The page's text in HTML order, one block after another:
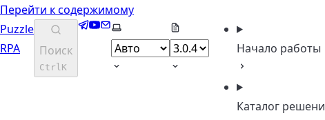
Перейти к содержимому
Puzzle
RPA
Поиск
CtrlK
Telegram
YouTube
EmailВыберите тему
Начало работы
Каталог